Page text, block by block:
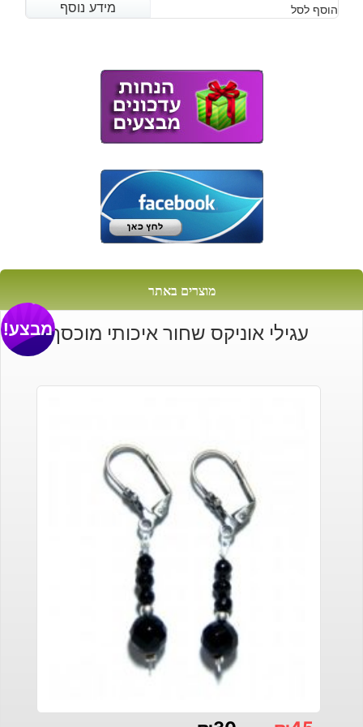
מידע נוסף הוסף לסל מידע נוסף
מוצרים באתר
עגילי אוניקס שחור איכותי מוכסףמבצע!